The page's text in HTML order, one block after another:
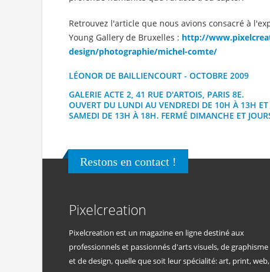
Retrouvez l'article que nous avions consacré à
Young Gallery de Bruxelles : http://
design/photographie/michel-comte/
LÉONOR DE BAILLIENCOURT - OCTOBRE 2009
GALERIE ACTE 2, 41 RUE D'ARTOIS, PARIS 8E.
OUVERT DU LUNDI AU VENDREDI DE 10H À 13H
SAMEDI DE 13H À 18H. FERMÉ DIMANCHE ET
Restons en contact !
Pixelcreation
Pixelcreation est un magazine en ligne destiné aux
professionnels et passionnés d'arts visuels, de graphisme
et de design, quelle que soit leur spécialité: art, print, web,